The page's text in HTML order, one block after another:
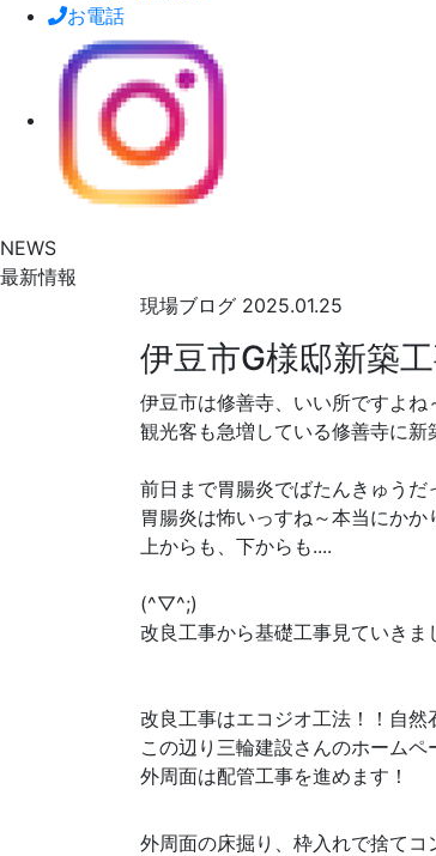
お電話
NEWS
最新情報
現場ブログ 2025.01.25
伊豆市G様邸新築工
伊豆市は修善寺、いい所ですよ
観光客も急増している修善寺に新
前日まで胃腸炎でばたんきゅうだ
胃腸炎は怖いっすね～本当にか
上からも、下からも....
(^▽^;)
改良工事から基礎工事見ていきま
改良工事はエコジオ工法！！自然
この辺り三輪建設さんのホーム
外周面は配管工事を進めます！
外周面の床掘り、枠入れで捨てコ